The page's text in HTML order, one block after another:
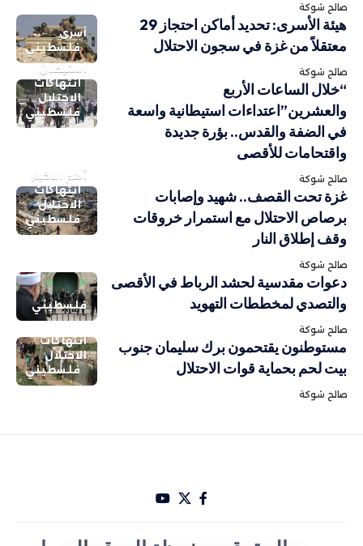
صالح شوكة
أسرى
فلسطيني
هيئة الأسرى: تحديد أماكن احتجاز 29
معتقلاً من غزة في سجون الاحتلال
صالح شوكة
استيطان
انتهاكات
الاحتلال
فلسطيني
“خلال الساعات الأربع
والعشرين”اعتداءات استيطانية واسعة
في الضفة والقدس.. بؤرة جديدة
واقتحامات للأقصى
صالح شوكة
أهم الاخبار
انتهاكات
الاحتلال
فلسطيني
غزة تحت القصف.. شهيد وإصابات
برصاص الاحتلال مع استمرار خروقات
وقف إطلاق النار
صالح شوكة
فلسطيني
دعوات مقدسية لحشد الرباط في الأقصى
والتصدي لمخططات التهويد
صالح شوكة
انتهاكات
الاحتلال
فلسطيني
مستوطنون يقتحمون برك سليمان جنوب
بيت لحم بحماية قوات الاحتلال
صالح شوكة